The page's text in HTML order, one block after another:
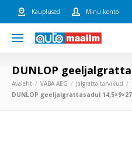
Kauplused Minu konto
DUNLOP
Avaleht VABA AEG Jalgratta tarvikud
DUNLOP geeljalgrattasadul